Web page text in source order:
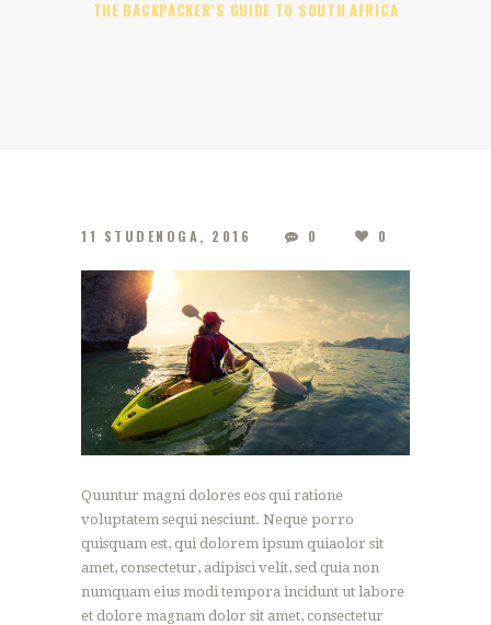
THE BACKPACKER’S GUIDE TO SOUTH AFRICA
11 STUDENOGA, 2016 0 0
Quuntur magni dolores eos qui ratione
voluptatem sequi nesciunt. Neque porro
quisquam est, qui dolorem ipsum quiaolor sit
amet, consectetur, adipisci velit, sed quia non
numquam eius modi tempora incidunt ut labore
et dolore magnam dolor sit amet, consectetur